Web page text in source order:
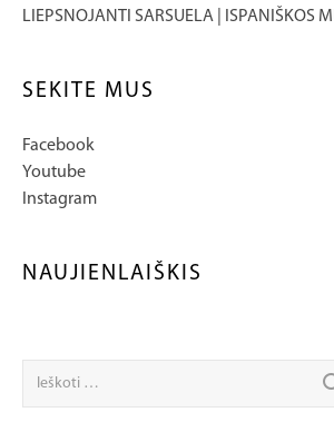
LIEPSNOJANTI SARSUELA | ISPANIŠKOS
SEKITE MUS
Facebook
Youtube
Instagram
NAUJIENLAIŠKIS